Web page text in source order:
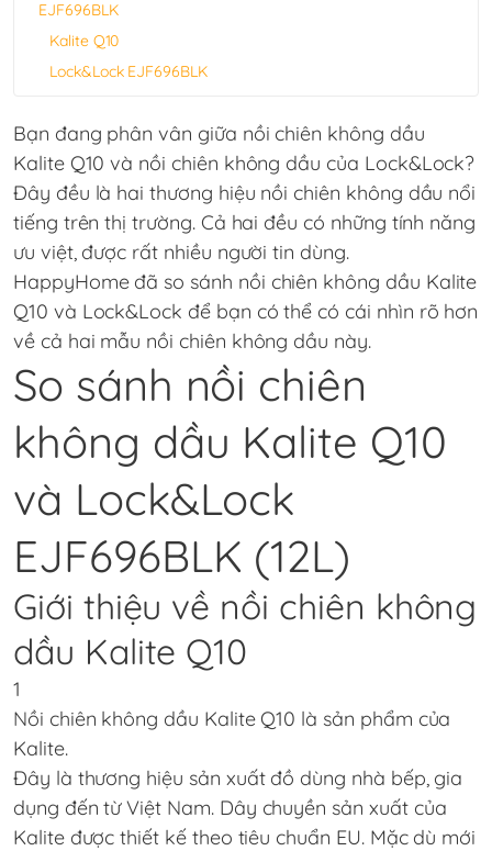
EJF696BLK
Kalite Q10
Lock&Lock EJF696BLK
Bạn đang phân vân giữa nồi chiên không dầu
Kalite Q10 và nồi chiên không dầu của Lock&Lock?
Đây đều là hai thương hiệu nồi chiên không dầu nổi
tiếng trên thị trường. Cả hai đều có những tính năng
ưu việt, được rất nhiều người tin dùng.
HappyHome đã so sánh nồi chiên không dầu Kalite
Q10 và Lock&Lock để bạn có thể có cái nhìn rõ hơn
về cả hai mẫu nồi chiên không dầu này.
So sánh nồi chiên
không dầu Kalite Q10
và Lock&Lock
EJF696BLK (12L)
Giới thiệu về nồi chiên không
dầu Kalite Q10
1
Nồi chiên không dầu Kalite Q10 là sản phẩm của
Kalite.
Đây là thương hiệu sản xuất đồ dùng nhà bếp, gia
dụng đến từ Việt Nam. Dây chuyền sản xuất của
Kalite được thiết kế theo tiêu chuẩn EU. Mặc dù mới